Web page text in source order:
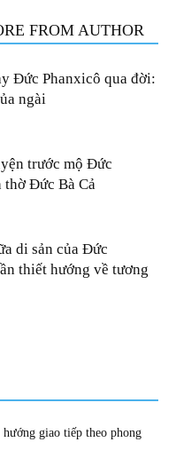
FROM AUTHOR
Đức Phanxicô qua đời:
ngài
trước mộ Đức
Đức Bà Cả
di sản của Đức
thiết hướng về tương
giao tiếp theo phong